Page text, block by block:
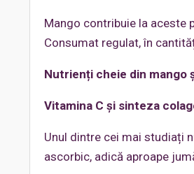
Mango contribuie la aceste
Consumat regulat, în
Nutrienți cheie din mango
Vitamina C și sinteza
Unul dintre cei mai studiați
ascorbic, adică aproape